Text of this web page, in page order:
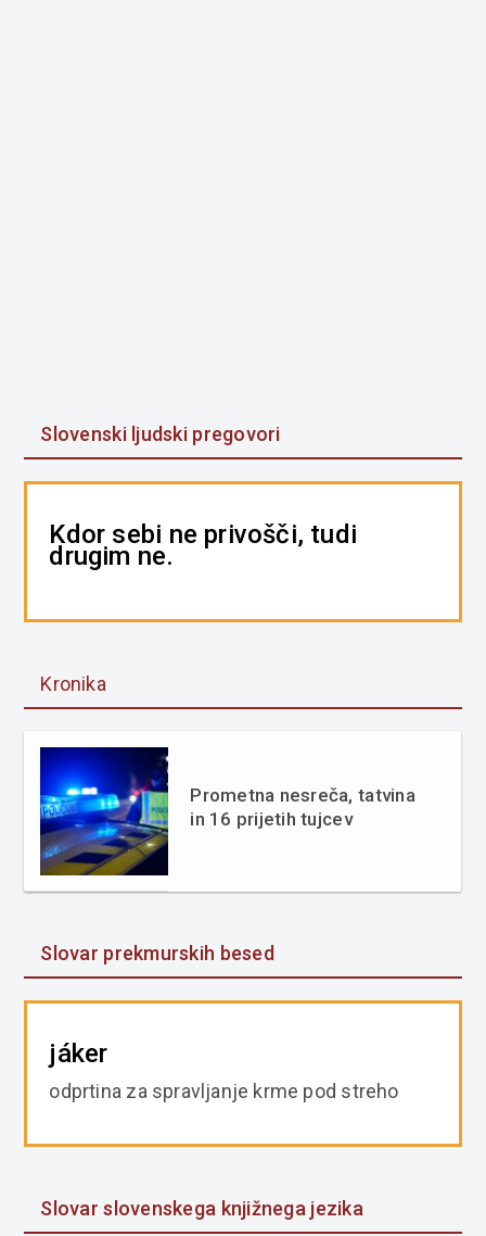
Slovenski ljudski pregovori
Kdor sebi ne privošči, tudi
drugim ne.
Kronika
Prometna nesreča, tatvina
in 16 prijetih tujcev
Slovar prekmurskih besed
jáker
odprtina za spravljanje krme pod streho
Slovar slovenskega knjižnega jezika